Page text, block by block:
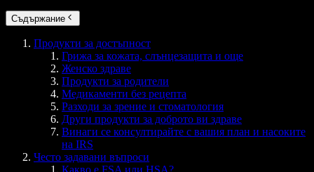
Съдържание
Продукти за достъпност
Грижа за кожата, слънцезащита и още
Женско здраве
Продукти за родители
Медикаменти без рецепта
Разходи за зрение и стоматология
Други продукти за доброто ви здраве
Винаги се консултирайте с вашия план и насоките
на IRS
Често задавани въпроси